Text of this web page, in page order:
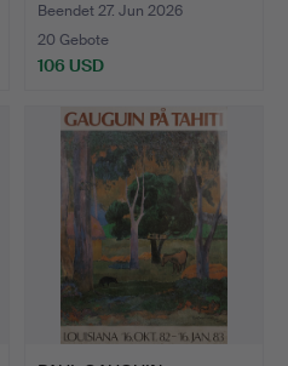
Beendet 27. Jun 2026
20 Gebote
106 USD